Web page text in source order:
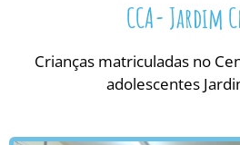
CCA- Jardim
Crianças matriculadas no
adolescentes